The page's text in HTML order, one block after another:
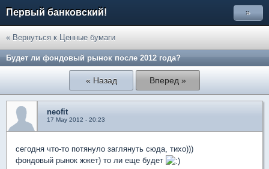
Первый банковский! »
« Вернуться к Ценные бумаги
Будет ли фондовый рынок после 2012 года?
« Назад Вперед »
neofit
17 May 2012 - 20:23
сегодня что-то потянуло заглянуть сюда, тихо)))
фондовый рынок жжет) то ли еще будет